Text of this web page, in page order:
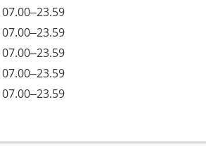
07.00–23.59
07.00–23.59
07.00–23.59
07.00–23.59
07.00–23.59